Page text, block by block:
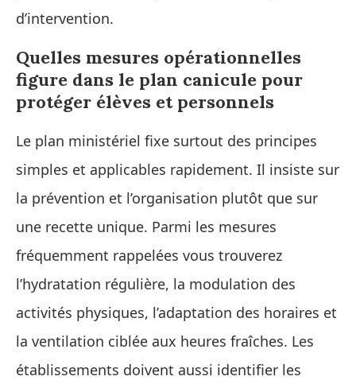
d’intervention.
Quelles mesures opérationnelles
figure dans le plan canicule pour
protéger élèves et personnels
Le plan ministériel fixe surtout des principes
simples et applicables rapidement. Il insiste sur
la prévention et l’organisation plutôt que sur
une recette unique. Parmi les mesures
fréquemment rappelées vous trouverez
l’hydratation régulière, la modulation des
activités physiques, l’adaptation des horaires et
la ventilation ciblée aux heures fraîches. Les
établissements doivent aussi identifier les